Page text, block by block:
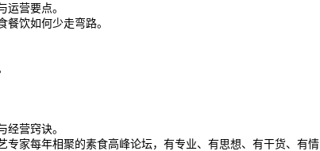
营要点。
饮如何少走弯路。
营窍诀。
家每年相聚的素食高峰论坛，有专业、有思想、有干货、有情